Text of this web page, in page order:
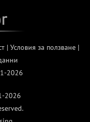
| Условия за ползване|
2026
2026